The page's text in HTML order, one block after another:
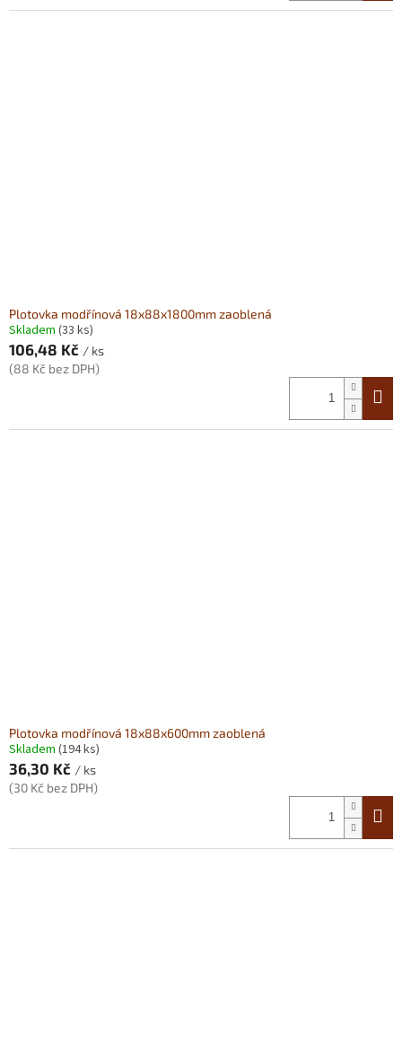
Plotovka modřínová 18x88x1800mm zaoblená
Skladem (33 ks)
106,48 Kč / ks
(88 Kč bez DPH)
Plotovka modřínová 18x88x600mm zaoblená
Skladem (194 ks)
36,30 Kč / ks
(30 Kč bez DPH)